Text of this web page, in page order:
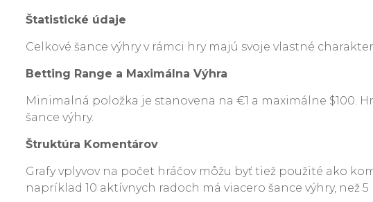
Štatistické údaje
Celkové šance výhry v rámci hry majú svoje vlastné
Betting Range a Maximálna Výhra
Minimalná položka je stanovena na €1 a maximálne $100.
šance výhry.
Štruktúra Komentárov
Grafy vplyvov na počet hráčov môžu byť tiež použité ako
napríklad 10 aktívnych radoch má viacero šance výhry, než 5